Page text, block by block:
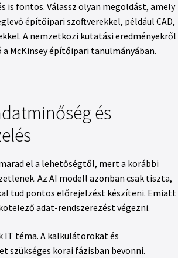
is fontos. Válassz olyan megoldást, amely
építőipari szoftverekkel, például CAD,
A nemzetközi kutatási eredményekről
a McKinsey építőipari tanulmányában.
és
el a lehetőségtől, mert a korábbi
Az AI modell azonban csak tiszta,
tud pontos előrejelzést készíteni. Emiatt
adat-rendszerezést végezni.
IT téma. A kalkulátorokat és
szükséges korai fázisban bevonni.